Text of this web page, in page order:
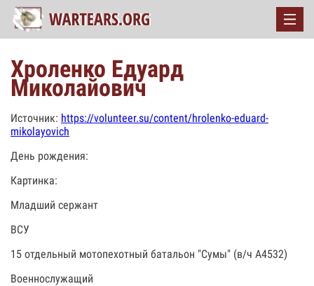
Хроленко Едуард
Миколайович
Источник: https://volunteer.su/content/hrolenko-eduard-
mikolayovich
День рождения:
Картинка:
Младший сержант
ВСУ
15 отдельный мотопехотный батальон "Сумы" (в/ч А4532)
Военнослужащий